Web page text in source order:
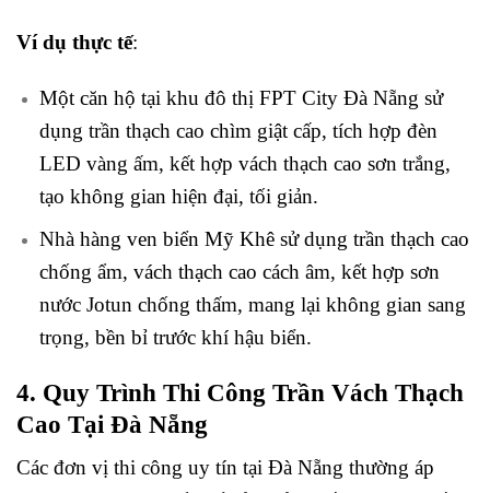
Ví dụ thực tế:
Một căn hộ tại khu đô thị FPT City Đà Nẵng sử
dụng trần thạch cao chìm giật cấp, tích hợp đèn
LED vàng ấm, kết hợp vách thạch cao sơn trắng,
tạo không gian hiện đại, tối giản.
Nhà hàng ven biển Mỹ Khê sử dụng trần thạch cao
chống ẩm, vách thạch cao cách âm, kết hợp sơn
nước Jotun chống thấm, mang lại không gian sang
trọng, bền bỉ trước khí hậu biển.
4. Quy Trình Thi Công Trần Vách Thạch
Cao Tại Đà Nẵng
Các đơn vị thi công uy tín tại Đà Nẵng thường áp